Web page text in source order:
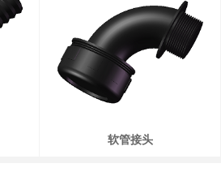
软管接头